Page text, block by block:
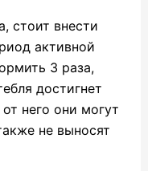
стоит внести
активной
3 раза,
достигнет
него они могут
не выносят